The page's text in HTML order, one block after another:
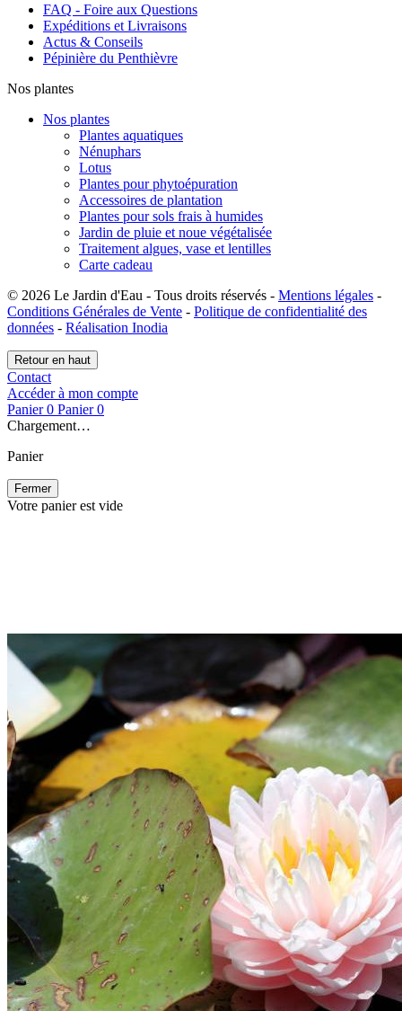
FAQ - Foire aux Questions
Expéditions et Livraisons
Actus & Conseils
Pépinière du Penthièvre
Nos plantes
Nos plantes
Plantes aquatiques
Nénuphars
Lotus
Plantes pour phytoépuration
Accessoires de plantation
Plantes pour sols frais à humides
Jardin de pluie et noue végétalisée
Traitement algues, vase et lentilles
Carte cadeau
© 2026 Le Jardin d'Eau - Tous droits réservés - Mentions légales -
Conditions Générales de Vente - Politique de confidentialité des
données - Réalisation Inodia
Retour en haut
Contact
Accéder à mon compte
Panier 0 Panier 0
Chargement…
Panier
Fermer
Votre panier est vide